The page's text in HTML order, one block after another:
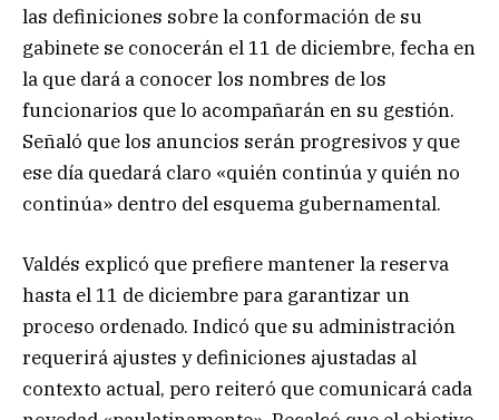
las definiciones sobre la conformación de su
gabinete se conocerán el 11 de diciembre, fecha en
la que dará a conocer los nombres de los
funcionarios que lo acompañarán en su gestión.
Señaló que los anuncios serán progresivos y que
ese día quedará claro «quién continúa y quién no
continúa» dentro del esquema gubernamental.
Valdés explicó que prefiere mantener la reserva
hasta el 11 de diciembre para garantizar un
proceso ordenado. Indicó que su administración
requerirá ajustes y definiciones ajustadas al
contexto actual, pero reiteró que comunicará cada